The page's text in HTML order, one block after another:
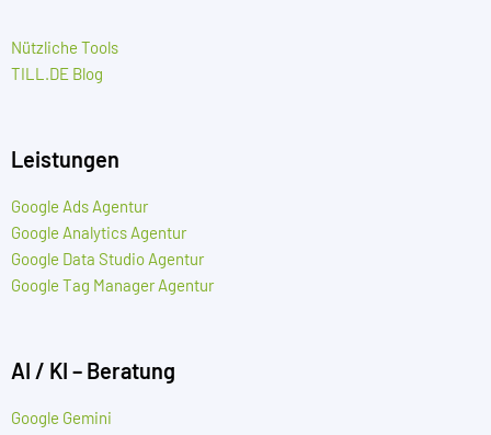
Nützliche Tools
TILL.DE Blog
Leistungen
Google Ads Agentur
Google Analytics Agentur
Google Data Studio Agentur
Google Tag Manager Agentur
AI / KI – Beratung
Google Gemini